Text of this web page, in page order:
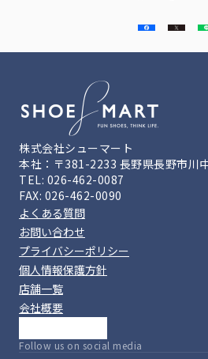
株式会社シューマート
本社：〒381-2233 長野県長野市川
TEL: 026-462-0087
FAX: 026-462-0090
よくある質問
お問い合わせ
プライバシーポリシー
個人情報保護方針
店舗一覧
会社概要
Follow us on social media